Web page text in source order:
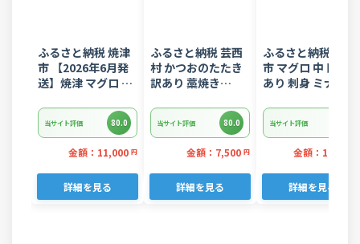
ふるさと納税 焼津
市 【2026年6月発
送】焼津 マグロ ネ
ぎとろ(a10-
875202606)
当サイト評価 80.0
金額：11,000 円
詳細を見る
ふるさと納税 芸西
村 かつおのたたき
訳あり 藁焼き
【KYF027】
当サイト評価 80.0
金額：7,500 円
詳細を見る
ふるさと納税 焼津
市 マグロ 中トロ 訳
あり 刺身 ミナミマ
とし 約700g(a18-
110)
当サイト評価
金額：19,000
詳細を見る